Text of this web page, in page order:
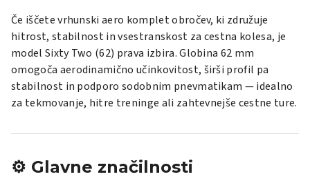
Če iščete vrhunski aero komplet obročev, ki združuje
hitrost, stabilnost in vsestranskost za cestna kolesa, je
model Sixty Two (62) prava izbira. Globina 62 mm
omogoča aerodinamično učinkovitost, širši profil pa
stabilnost in podporo sodobnim pnevmatikam — idealno
za tekmovanje, hitre treninge ali zahtevnejše cestne ture.
⚙️ Glavne značilnosti